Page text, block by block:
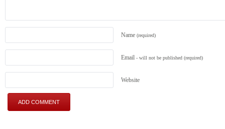
Name (required)
Email - will not be published (required)
Website